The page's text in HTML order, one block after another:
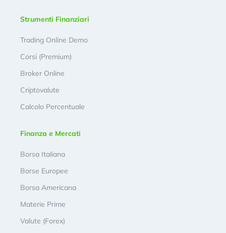
Strumenti Finanziari
Trading Online Demo
Corsi (Premium)
Broker Online
Criptovalute
Calcolo Percentuale
Finanza e Mercati
Borsa Italiana
Borse Europee
Borsa Americana
Materie Prime
Valute (Forex)